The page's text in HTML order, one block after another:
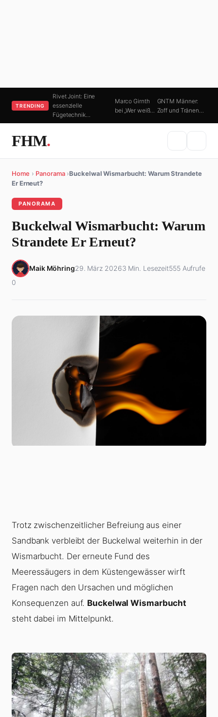
TRENDING
Rivet Joint: Eine
essenzielle
Fügetechnik…
Marco Girnth
bei „Wer weiß…
GNTM Männer:
Zoff und Tränen…
FHM.
Home › Panorama ›Buckelwal Wismarbucht: Warum Strandete
Er Erneut?
PANORAMA
Buckelwal Wismarbucht: Warum
Strandete Er Erneut?
Maik Möhring29. März 20263 Min. Lesezeit555 Aufrufe
0
Trotz zwischenzeitlicher Befreiung aus einer
Sandbank verbleibt der Buckelwal weiterhin in der
Wismarbucht. Der erneute Fund des
Meeressäugers in dem Küstengewässer wirft
Fragen nach den Ursachen und möglichen
Konsequenzen auf. Buckelwal Wismarbucht
steht dabei im Mittelpunkt.